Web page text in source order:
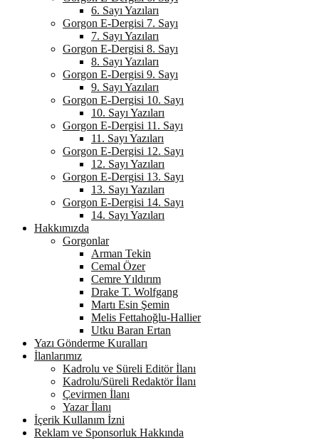
6. Sayı Yazıları
Gorgon E-Dergisi 7. Sayı
7. Sayı Yazıları
Gorgon E-Dergisi 8. Sayı
8. Sayı Yazıları
Gorgon E-Dergisi 9. Sayı
9. Sayı Yazıları
Gorgon E-Dergisi 10. Sayı
10. Sayı Yazıları
Gorgon E-Dergisi 11. Sayı
11. Sayı Yazıları
Gorgon E-Dergisi 12. Sayı
12. Sayı Yazıları
Gorgon E-Dergisi 13. Sayı
13. Sayı Yazıları
Gorgon E-Dergisi 14. Sayı
14. Sayı Yazıları
Hakkımızda
Gorgonlar
Arman Tekin
Cemal Özer
Cemre Yıldırım
Drake T. Wolfgang
Martı Esin Şemin
Melis Fettahoğlu-Hallier
Utku Baran Ertan
Yazı Gönderme Kuralları
İlanlarımız
Kadrolu ve Süreli Editör İlanı
Kadrolu/Süreli Redaktör İlanı
Çevirmen İlanı
Yazar İlanı
İçerik Kullanım İzni
Reklam ve Sponsorluk Hakkında